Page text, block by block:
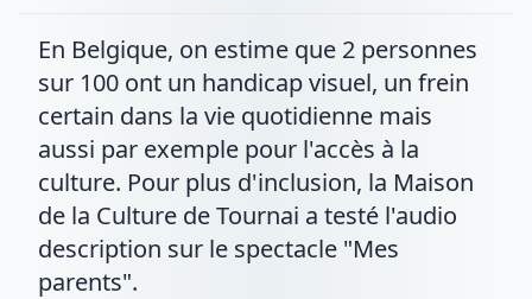
En Belgique, on estime que 2 personnes
sur 100 ont un handicap visuel, un frein
certain dans la vie quotidienne mais
aussi par exemple pour l'accès à la
culture. Pour plus d'inclusion, la Maison
de la Culture de Tournai a testé l'audio
description sur le spectacle "Mes
parents".